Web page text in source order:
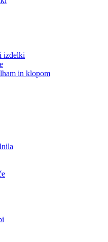
izdelki
in klopom